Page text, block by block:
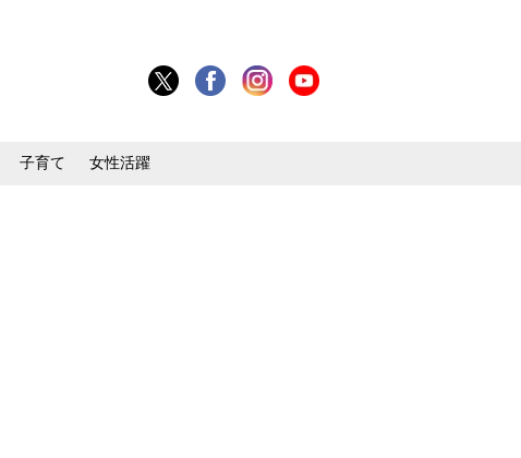
子育て 女性活躍